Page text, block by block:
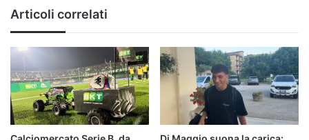
Articoli correlati